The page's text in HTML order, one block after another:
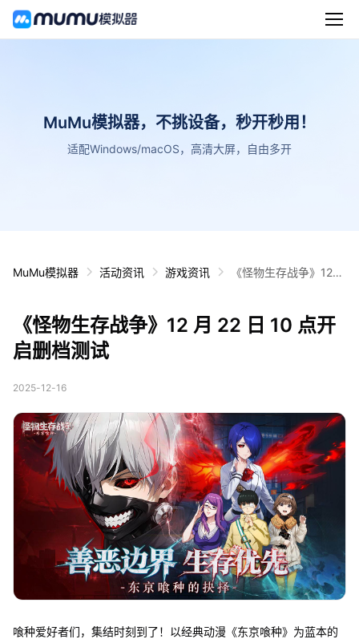
MuMu模拟器，不挑设备，秒开秒用！
适配Windows/macOS，高清大屏，自由多开
MuMu模拟器 活动资讯 游戏资讯
《怪物生存战争》12
《怪物生存战争》12 月 22 日 10 点开
启删档测试
2025-12-16
喰种爱好者们，集结时刻到了！以经典动漫《东京喰种》为蓝本的